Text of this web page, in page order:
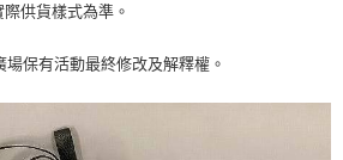
份有限公司」（以下簡稱本公司）所提供，讓
依約使用本公司帳單繳交帳款。
你分期」之契約關係目的，商店將以您的個人
以下連結：
不需立刻繳費，但若您需要取消訂單，請聯絡
消欲退款等相關疑問，請聯繫「AFTEE先享後付
support/home
供貨樣式為準。
保有活動最終修改及解釋權。